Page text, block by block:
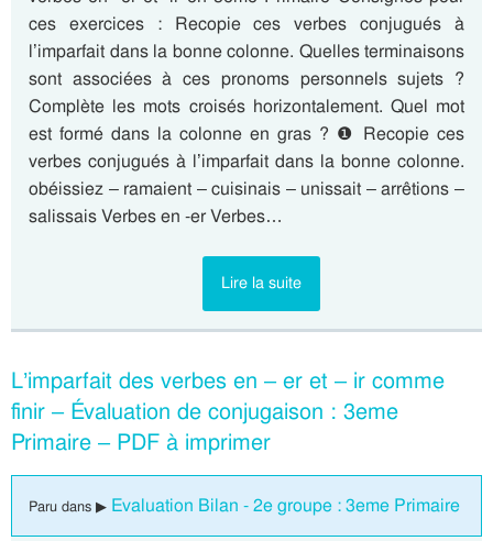
ces exercices : Recopie ces verbes conjugués à
l’imparfait dans la bonne colonne. Quelles terminaisons
sont associées à ces pronoms personnels sujets ?
Complète les mots croisés horizontalement. Quel mot
est formé dans la colonne en gras ? ❶ Recopie ces
verbes conjugués à l’imparfait dans la bonne colonne.
obéissiez – ramaient – cuisinais – unissait – arrêtions –
salissais Verbes en -er Verbes…
Lire la suite
L’imparfait des verbes en – er et – ir comme
finir – Évaluation de conjugaison : 3eme
Primaire – PDF à imprimer
Paru dans ▶ Evaluation Bilan - 2e groupe : 3eme Primaire